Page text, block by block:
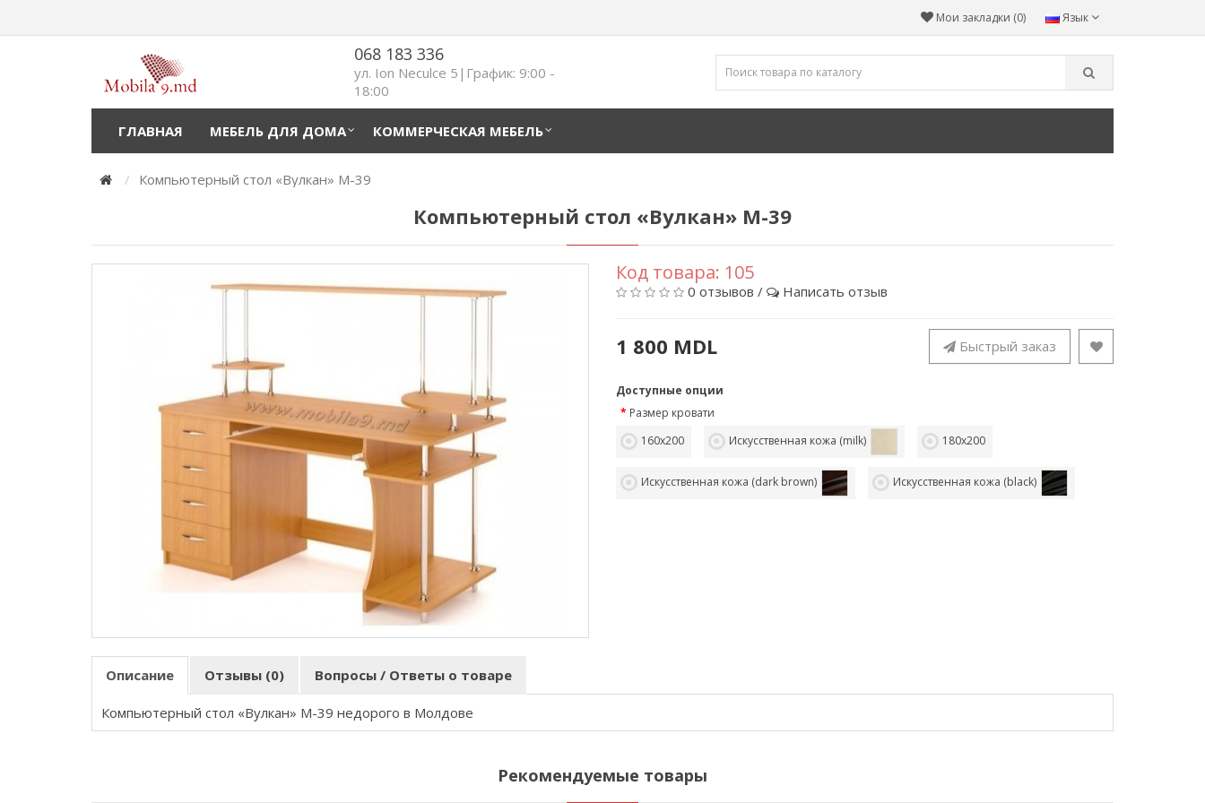
Язык
Мои закладки (0)
068 183 336
ул. Ion Neculce 5|График: 9:00 -
18:00
ГЛАВНАЯ МЕБЕЛЬ ДЛЯ ДОМА КОММЕРЧЕСКАЯ МЕБЕЛЬ
Компьютерный стол «Вулкан» M-39
Компьютерный стол «Вулкан» M-39
Код товара: 105
0 отзывов / Написать отзыв
1 800 MDL Быстрый заказ
Доступные опции
Размер кровати
160х200
Искусственная кожа (milk) 180х200
Искусственная кожа (dark brown) Искусственная кожа (black)
Описание Отзывы (0) Вопросы / Ответы о товаре
Компьютерный стол «Вулкан» M-39 недорого в Молдове
Рекомендуемые товары